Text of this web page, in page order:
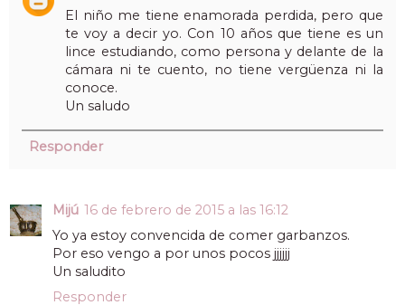
El niño me tiene enamorada perdida, pero que
te voy a decir yo. Con 10 años que tiene es un
lince estudiando, como persona y delante de la
cámara ni te cuento, no tiene vergüenza ni la
conoce.
Un saludo
Responder
Mijú 16 de febrero de 2015 a las 16:12
Yo ya estoy convencida de comer garbanzos.
Por eso vengo a por unos pocos jjjjjj
Un saludito
Responder